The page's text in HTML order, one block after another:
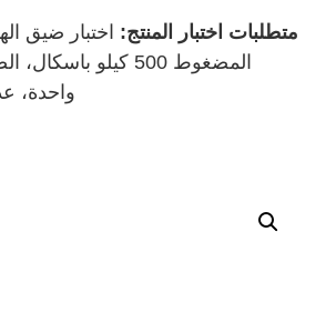
متطلبات اختبار المنتج: اختبار ضيق
المضغوط 500 كيلو